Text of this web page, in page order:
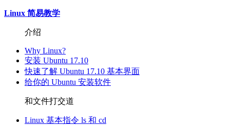
Linux 简易教学
介绍
Why Linux?
安装 Ubuntu 17.10
快速了解 Ubuntu 17.10 基本界面
给你的 Ubuntu 安装软件
和文件打交道
Linux 基本指令 ls 和 cd